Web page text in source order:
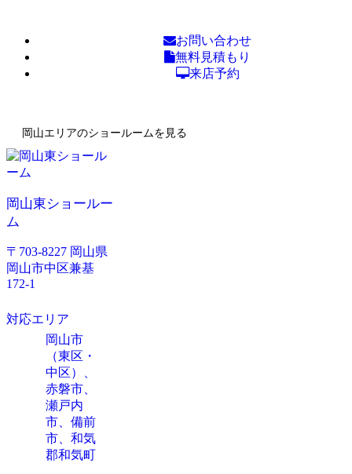
お問い合わせ
無料見積もり
来店予約
岡山エリアのショールームを見る
岡山東ショールー
ム
〒703-8227 岡山県
岡山市中区兼基
172-1
対応エリア
岡山市
（東区・
中区）、
赤磐市、
瀬戸内
市、備前
市、和気
郡和気町